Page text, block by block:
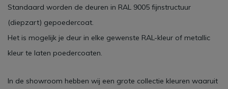
Standaard worden de deuren in RAL 9005 fijnstructuur
(diepzart) gepoedercoat.
Het is mogelijk je deur in elke gewenste RAL-kleur of metallic
kleur te laten poedercoaten.
In de showroom hebben wij een grote collectie kleuren waaruit